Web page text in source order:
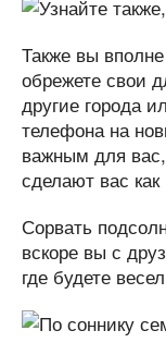
Также вы
обрежете свои
другие города
телефона на
важным для
сделают вас
Сорвать
вскоре вы с
где будете